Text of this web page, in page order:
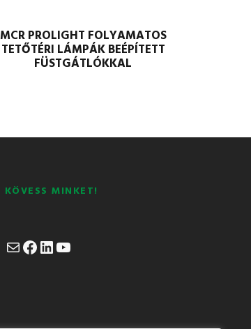
MCR PROLIGHT FOLYAMATOS
TETŐTÉRI LÁMPÁK BEÉPÍTETT
FÜSTGÁTLÓKKAL
KÖVESS MINKET!
Mail Facebook LinkedIn YouTube